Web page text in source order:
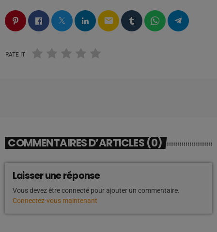
email
RATE IT
COMMENTAIRES D’ARTICLES (0)
Laisser une réponse
Vous devez être connecté pour ajouter un commentaire.
Connectez-vous maintenant